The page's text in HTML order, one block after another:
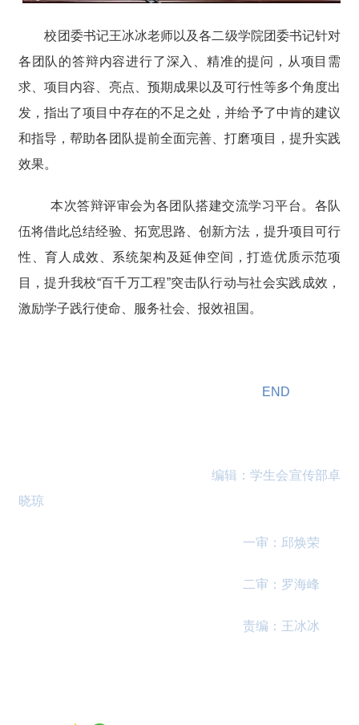
校团委书记王冰冰老师以及各二级学院团委书记针对
各团队的答辩内容进行了深入、精准的提问，从项目需
求、项目内容、亮点、预期成果以及可行性等多个角度出
发，指出了项目中存在的不足之处，并给予了中肯的建议
和指导，帮助各团队提前全面完善、打磨项目，提升实践
效果。
本次答辩评审会为各团队搭建交流学习平台。各队
伍将借此总结经验、拓宽思路、创新方法，提升项目可行
性、育人成效、系统架构及延伸空间，打造优质示范项
目，提升我校“百千万工程”突击队行动与社会实践成效，
激励学子践行使命、服务社会、报效祖国。
END
编辑：学生会宣传部卓
晓琼
一审：邱焕荣
二审：罗海峰
责编：王冰冰